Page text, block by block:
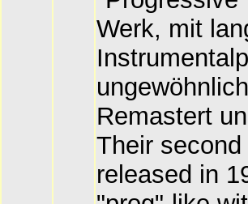
Werk, mit
Remastert
Their
released in